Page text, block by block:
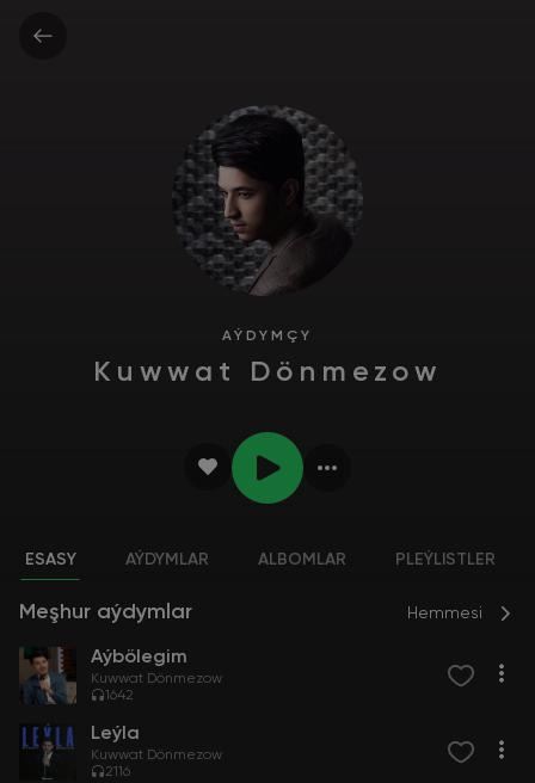
AÝDYMÇY
Kuwwat Dönmezow
ESASY AÝDYMLAR ALBOMLAR PLEÝLISTLER
Meşhur aýdymlar Hemmesi
Aýbölegim
Kuwwat Dönmezow
1642
Leýla
Kuwwat Dönmezow
2116